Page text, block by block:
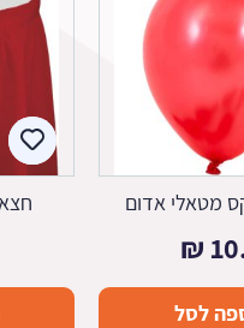
מטאלי אדום
₪
לסל